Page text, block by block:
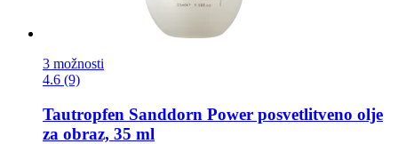
3 možnosti
4.6 (9)
Tautropfen Sanddorn Power posvetlitveno olje
za obraz, 35 ml